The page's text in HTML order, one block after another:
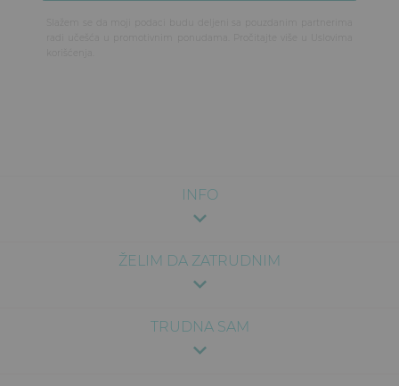
INFO
ŽELIM DA ZATRUDNIM
TRUDNA SAM